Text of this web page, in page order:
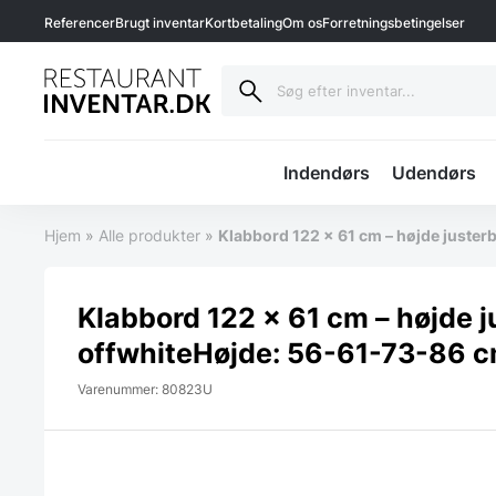
ReferencerBrugt inventarKortbetalingOm osForretningsbetingelser
Indendørs Udendørs
Hjem » Alle produkter » Klabbord 122 x 61 cm – højde
Klabbord 122 x 61 cm – højde
offwhiteHøjde: 56-61-73-86
Varenummer: 80823U